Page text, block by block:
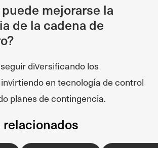
mejorarse la
de la cadena de
diversificando los
en tecnología de control
planes de contingencia.